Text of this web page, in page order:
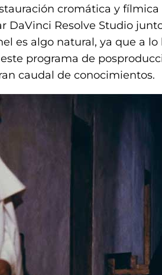
cromática y
DaVinci Resolve Studio
es algo natural, ya que a
programa de
caudal de conocimientos.